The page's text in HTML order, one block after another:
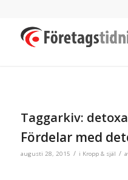
Taggarkiv: detoxa
Fördelar med
augusti 28, 2015 / i Kropp & själ /